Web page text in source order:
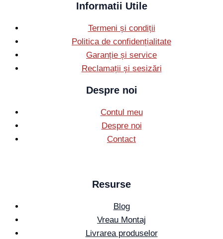
Informatii Utile
Termeni și condiții
Politica de confidențialitate
Garanție și service
Reclamații și sesizări
Despre noi
Contul meu
Despre noi
Contact
Resurse
Blog
Vreau Montaj
Livrarea produselor